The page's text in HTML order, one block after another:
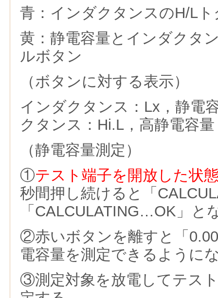
青：インダクタンスのH/L
黄：静電容量とインダクタ
ルボタン
（ボタンに対する表示）
インダクタンス：Lx，静電
クタンス：Hi.L，高静電容
（静電容量測定）
①テスト端子を開放した状
秒間押し続けると「
「CALCULATING…OK」と
②赤いボタンを離すと「
電容量を測定できるように
③測定対象を放電してテス